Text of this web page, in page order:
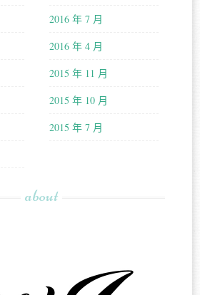
2016 年 7 月
2016 年 4 月
2015 年 11 月
2015 年 10 月
2015 年 7 月
about